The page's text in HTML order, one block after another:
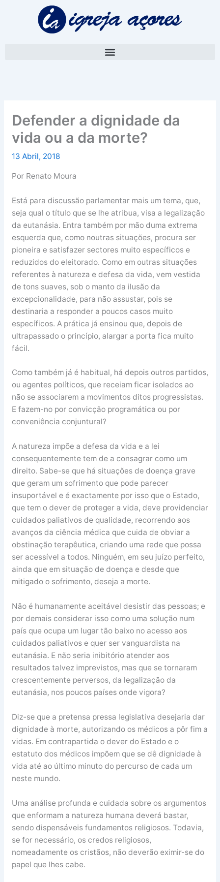
Defender a dignidade da
vida ou a da morte?
13 Abril, 2018
Por Renato Moura
Está para discussão parlamentar mais um tema, que,
seja qual o título que se lhe atribua, visa a legalização
da eutanásia. Entra também por mão duma extrema
esquerda que, como noutras situações, procura ser
pioneira e satisfazer sectores muito específicos e
reduzidos do eleitorado. Como em outras situações
referentes à natureza e defesa da vida, vem vestida
de tons suaves, sob o manto da ilusão da
excepcionalidade, para não assustar, pois se
destinaria a responder a poucos casos muito
específicos. A prática já ensinou que, depois de
ultrapassado o princípio, alargar a porta fica muito
fácil.
Como também já é habitual, há depois outros partidos,
ou agentes políticos, que receiam ficar isolados ao
não se associarem a movimentos ditos progressistas.
E fazem-no por convicção programática ou por
conveniência conjuntural?
A natureza impõe a defesa da vida e a lei
consequentemente tem de a consagrar como um
direito. Sabe-se que há situações de doença grave
que geram um sofrimento que pode parecer
insuportável e é exactamente por isso que o Estado,
que tem o dever de proteger a vida, deve providenciar
cuidados paliativos de qualidade, recorrendo aos
avanços da ciência médica que cuida de obviar a
obstinação terapêutica, criando uma rede que possa
ser acessível a todos. Ninguém, em seu juízo perfeito,
ainda que em situação de doença e desde que
mitigado o sofrimento, deseja a morte.
Não é humanamente aceitável desistir das pessoas; e
por demais considerar isso como uma solução num
país que ocupa um lugar tão baixo no acesso aos
cuidados paliativos e quer ser vanguardista na
eutanásia. E não seria inibitório atender aos
resultados talvez imprevistos, mas que se tornaram
crescentemente perversos, da legalização da
eutanásia, nos poucos países onde vigora?
Diz-se que a pretensa pressa legislativa desejaria dar
dignidade à morte, autorizando os médicos a pôr fim a
vidas. Em contrapartida o dever do Estado e o
estatuto dos médicos impõem que se dê dignidade à
vida até ao último minuto do percurso de cada um
neste mundo.
Uma análise profunda e cuidada sobre os argumentos
que enformam a natureza humana deverá bastar,
sendo dispensáveis fundamentos religiosos. Todavia,
se for necessário, os credos religiosos,
nomeadamente os cristãos, não deverão eximir-se do
papel que lhes cabe.